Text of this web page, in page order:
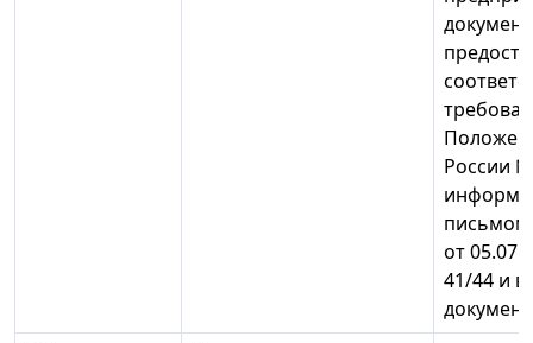
России
письмом
от
41/44 и